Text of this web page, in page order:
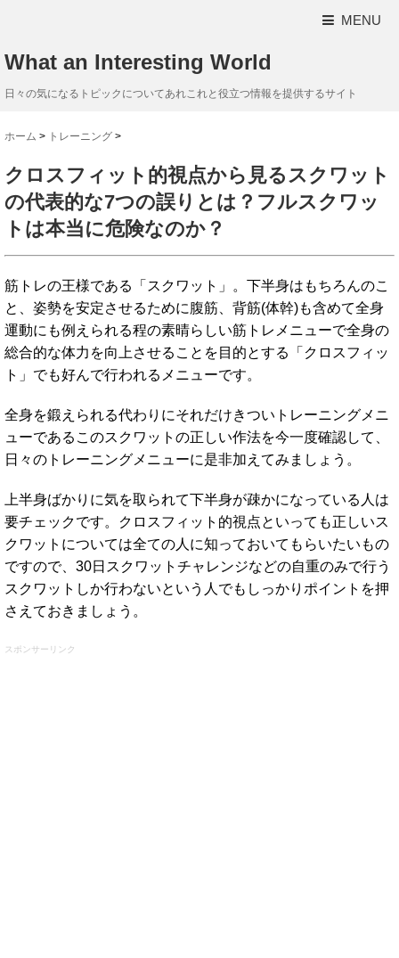
MENU
What an Interesting World
日々の気になるトピックについてあれこれと役立つ情報を提供するサイト
ホーム > トレーニング >
クロスフィット的視点から見るスクワット
の代表的な7つの誤りとは？フルスクワッ
トは本当に危険なのか？
筋トレの王様である「スクワット」。下半身はもちろんのこ
と、姿勢を安定させるために腹筋、背筋(体幹)も含めて全身
運動にも例えられる程の素晴らしい筋トレメニューで全身の
総合的な体力を向上させることを目的とする「クロスフィッ
ト」でも好んで行われるメニューです。
全身を鍛えられる代わりにそれだけきついトレーニングメニ
ューであるこのスクワットの正しい作法を今一度確認して、
日々のトレーニングメニューに是非加えてみましょう。
上半身ばかりに気を取られて下半身が疎かになっている人は
要チェックです。クロスフィット的視点といっても正しいス
クワットについては全ての人に知っておいてもらいたいもの
ですので、30日スクワットチャレンジなどの自重のみで行う
スクワットしか行わないという人でもしっかりポイントを押
さえておきましょう。
スポンサーリンク